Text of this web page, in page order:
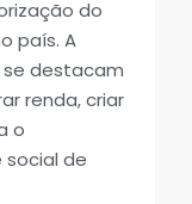
do
país. A
destacam
renda, criar
o
de